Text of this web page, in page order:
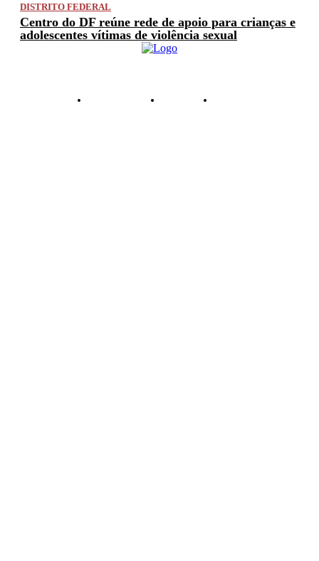
DISTRITO FEDERAL
Centro do DF reúne rede de apoio para crianças e
adolescentes vítimas de violência sexual